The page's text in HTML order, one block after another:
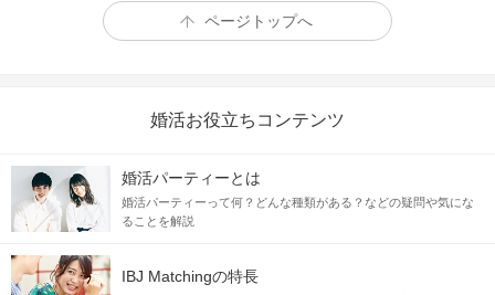
ページトップへ
婚活お役立ちコンテンツ
婚活パーティーとは
婚活パーティーって何？どんな種類がある？などの疑問や気にな
ることを解説
IBJ Matchingの特長